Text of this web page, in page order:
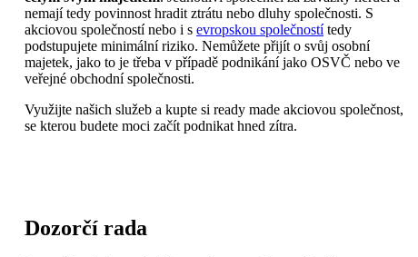
nemají tedy povinnost hradit ztrátu nebo dluhy společnosti. S
akciovou společností nebo i sevropskou společnostítedy
podstupujete minimální riziko. Nemůžete přijít o svůj osobní
majetek, jako to je třeba v případě podnikání jako OSVČ nebo ve
veřejné obchodní společnosti.
Využijte našich služeb a kupte si ready made akciovou společnost,
se kterou budete moci začít podnikat hned zítra.
Dozorčí rada